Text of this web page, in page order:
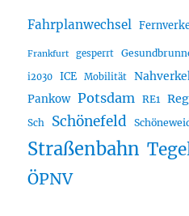
Fahrplanwechsel
Frankfurt gesperrt
i2030 ICE Mobilität
Pankow Potsdam RE1
Sch Schönefeld
Straßenbahn
ÖPNV